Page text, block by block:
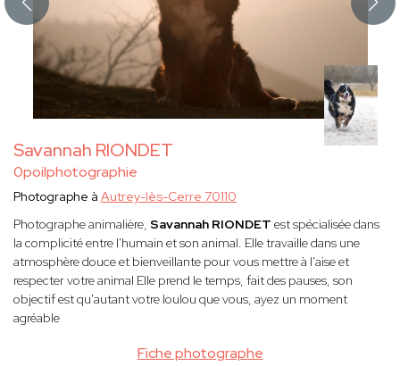
Savannah RIONDET
0poilphotographie
Fiche photographe
Photographe à Autrey-lès-Cerre 70110
Photographe animalière, Savannah RIONDET est spécialisée dans
la complicité entre l'humain et son animal. Elle travaille dans une
atmosphère douce et bienveillante pour vous mettre à l'aise et
respecter votre animal Elle prend le temps, fait des pauses, son
objectif est qu'autant votre loulou que vous, ayez un moment
agréable